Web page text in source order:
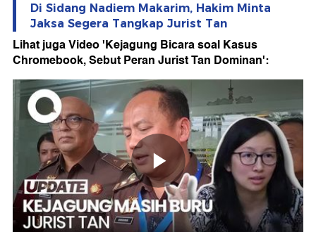
Di Sidang Nadiem Makarim, Hakim Minta
Jaksa Segera Tangkap Jurist Tan
Lihat juga Video 'Kejagung Bicara soal Kasus
Chromebook, Sebut Peran Jurist Tan Dominan':